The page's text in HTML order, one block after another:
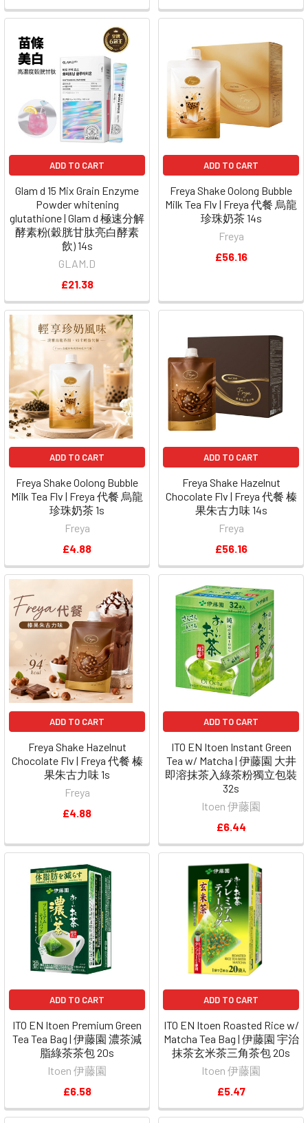
ADD TO CART
Glam d 15 Mix Grain Enzyme
Powder whitening
glutathione | Glam d 極速分解
酵素粉(穀胱甘肽亮白酵素
飲) 14s
GLAM.D
£21.38
ADD TO CART
Freya Shake Oolong Bubble
Milk Tea Flv | Freya 代餐 烏龍
珍珠奶茶 14s
Freya
£56.16
ADD TO CART
Freya Shake Oolong Bubble
Milk Tea Flv | Freya 代餐 烏龍
珍珠奶茶 1s
Freya
£4.88
ADD TO CART
Freya Shake Hazelnut
Chocolate Flv | Freya 代餐 榛
果朱古力味 14s
Freya
£56.16
ADD TO CART
Freya Shake Hazelnut
Chocolate Flv | Freya 代餐 榛
果朱古力味 1s
Freya
£4.88
ADD TO CART
ITO EN Itoen Instant Green
Tea w/ Matcha | 伊藤園 大井
即溶抹茶入綠茶粉獨立包裝
32s
Itoen 伊藤園
£6.44
ADD TO CART
ITO EN Itoen Premium Green
Tea Tea Bag | 伊藤園 濃茶減
脂綠茶茶包 20s
Itoen 伊藤園
£6.58
ADD TO CART
ITO EN Itoen Roasted Rice w/
Matcha Tea Bag | 伊藤園 宇治
抹茶玄米茶三角茶包 20s
Itoen 伊藤園
£5.47